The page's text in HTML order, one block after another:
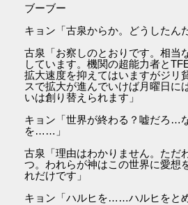
ブーブー
キョン「古泉からか。どうしたん
古泉「お察しのとおりです。相当
しています。機関の超能力者と
拡大速度を抑えてはいますがジ
スで拡大が進んでいけば月曜日
いは創り替えられます」
キョン「世界が終わる？嘘だろ…
を……」
古泉「理由はわかりません。ただ
つ。われらが神はこの世界に愛想
れだけです」
キョン「ハルヒを……ハルヒをと